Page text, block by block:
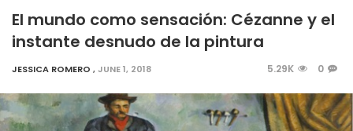
El mundo como sensación: Cézanne y el
instante desnudo de la pintura
JESSICA ROMERO ,JUNE 1, 2018 5.29K 0